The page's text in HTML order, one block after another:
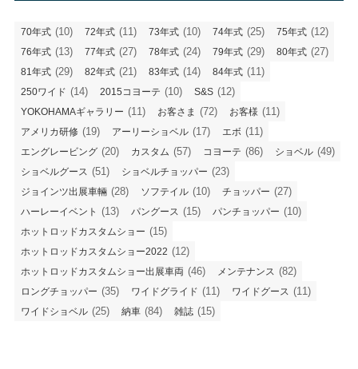
70年式 (10) 72年式 (11) 73年式 (10) 74年式 (25) 75年式 (12)
76年式 (13) 77年式 (27) 78年式 (24) 79年式 (29) 80年式 (27)
81年式 (29) 82年式 (21) 83年式 (14) 84年式 (11)
250ワイド (14) 2015コヨーテ (10) S&S (12)
YOKOHAMAギャラリー (11) お客さま (72) お客様 (11)
アメリカ研修 (19) アーリーショベル (17) エボ (11)
エングレービング (20) カスタム (57) コヨーテ (86) ショベル (49)
ショベルグース (51) ショベルチョッパー (23)
ジョインツ出展車輛 (28) ソフテイル (10) チョッパー (27)
ハーレーイベント (13) パングース (15) パンチョッパー (10)
ホットロッドカスタムショー (15)
ホットロッドカスタムショー2022 (12)
ホットロッドカスタムショー出展車両 (46) メンテナンス (82)
ロングチョッパー (35) ワイドグライド (11) ワイドグース (11)
ワイドショベル (25) 納車 (84) 雑誌 (15)